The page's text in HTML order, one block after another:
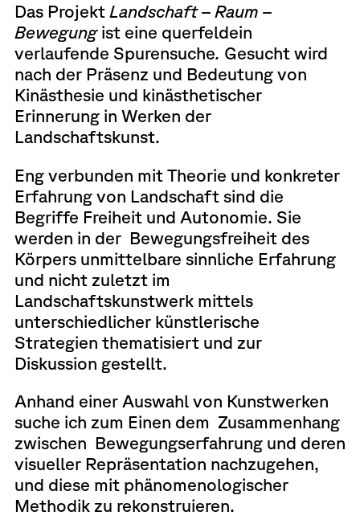
Das Projekt Landschaft – Raum –
Bewegung ist eine querfeldein
verlaufende Spurensuche. Gesucht wird
nach der Präsenz und Bedeutung von
Kinästhesie und kinästhetischer
Erinnerung in Werken der
Landschaftskunst.
Eng verbunden mit Theorie und konkreter
Erfahrung von Landschaft sind die
Begriffe Freiheit und Autonomie. Sie
werden in der Bewegungsfreiheit des
Körpers unmittelbare sinnliche Erfahrung
und nicht zuletzt im
Landschaftskunstwerk mittels
unterschiedlicher künstlerische
Strategien thematisiert und zur
Diskussion gestellt.
Anhand einer Auswahl von Kunstwerken
suche ich zum Einen dem Zusammenhang
zwischen Bewegungserfahrung und deren
visueller Repräsentation nachzugehen,
und diese mit phänomenologischer
Methodik zu rekonstruieren.